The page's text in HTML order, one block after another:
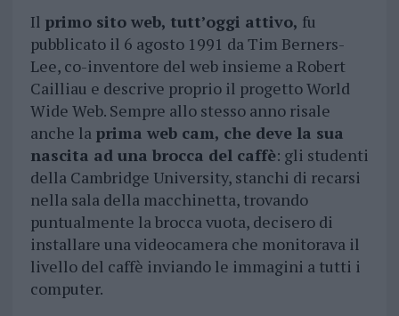
Il primo sito web, tutt’oggi attivo, fu
pubblicato il 6 agosto 1991 da Tim Berners-
Lee, co-inventore del web insieme a Robert
Cailliau e descrive proprio il progetto World
Wide Web. Sempre allo stesso anno risale
anche la prima web cam, che deve la sua
nascita ad una brocca del caffè: gli studenti
della Cambridge University, stanchi di recarsi
nella sala della macchinetta, trovando
puntualmente la brocca vuota, decisero di
installare una videocamera che monitorava il
livello del caffè inviando le immagini a tutti i
computer.